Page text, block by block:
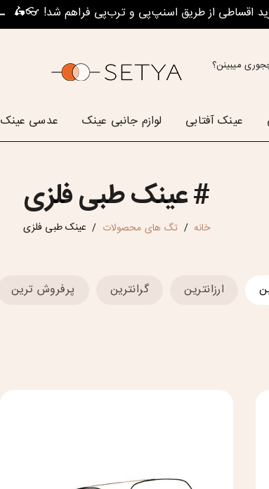
اقساطی از طریق اسنپ‌پی و ترب‌پی فراهم شد! 👓🛵
میبینن؟
عینک آفتابی لوازم جانبی عینک عدسی عینک
#عینک طبی فلزی
خانه / تگ های محصولات / عینک طبی فلزی
ارزانترین گرانترین پرفروش ترین